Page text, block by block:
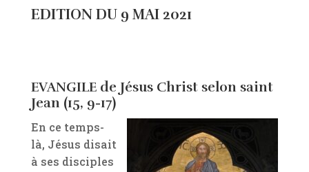
EDITION DU 9 MAI 2021
EVANGILE de Jésus Christ selon saint
Jean (15, 9-17)
En ce temps-
là, Jésus disait
à ses disciples